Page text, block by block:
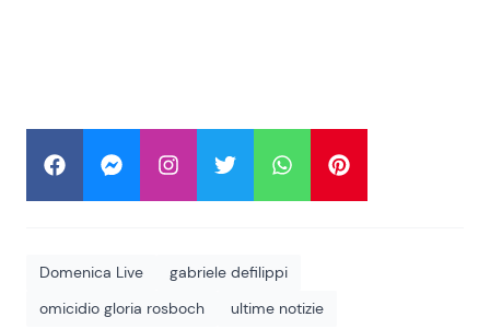
Domenica Live
gabriele defilippi
omicidio gloria rosboch
ultime notizie